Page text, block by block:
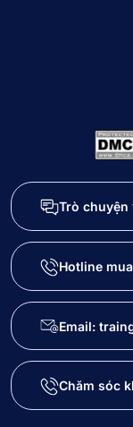
Trò
Hotline
Email:
Chăm sóc